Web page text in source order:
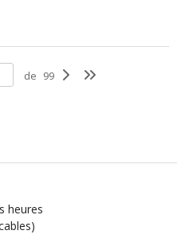
de 99
heures